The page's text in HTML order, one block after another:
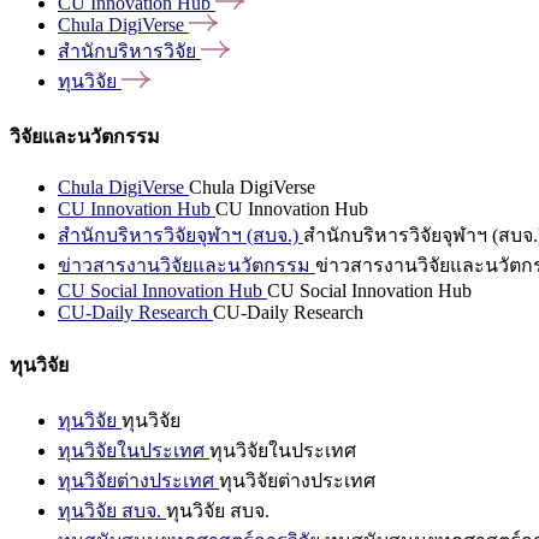
Chula DigiVerse
สำนักบริหารวิจัย
ทุนวิจัย
วิจัยและนวัตกรรม
Chula DigiVerse Chula DigiVerse
CU Innovation Hub CU Innovation Hub
สำนักบริหารวิจัยจุฬาฯ (สบจ.) สำนักบริหารวิจัยจุฬาฯ (สบจ
ข่าวสารงานวิจัยและนวัตกรรม ข่าวสารงานวิจัยและนวัตก
CU Social Innovation Hub CU Social Innovation Hub
CU-Daily Research CU-Daily Research
ทุนวิจัย
ทุนวิจัย ทุนวิจัย
ทุนวิจัยในประเทศ ทุนวิจัยในประเทศ
ทุนวิจัยต่างประเทศ ทุนวิจัยต่างประเทศ
ทุนวิจัย สบจ. ทุนวิจัย สบจ.